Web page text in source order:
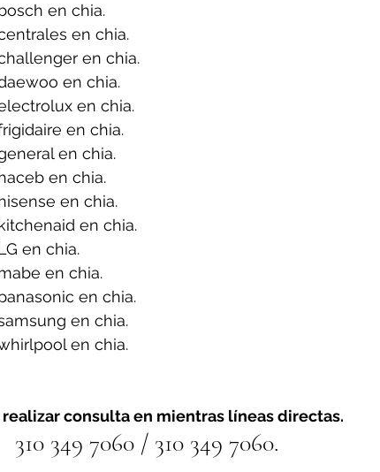
en chia.
en chia.
en chia.
en chia.
en chia.
en chia.
en chia.
en chia.
en chia.
en chia.
en chia.
en chia.
en chia.
en chia.
en chia.
realizar consulta en mientras líneas directas.
310 349 7060 / 310 349 7060.